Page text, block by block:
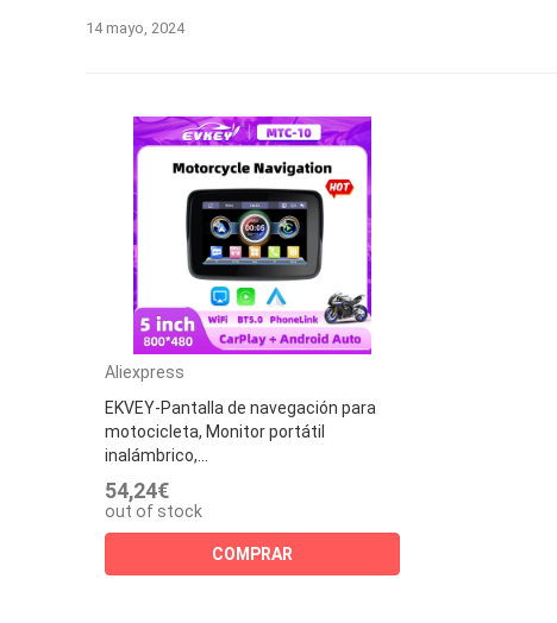
14 mayo, 2024
Aliexpress
EKVEY-Pantalla de navegación para
motocicleta, Monitor portátil
inalámbrico,...
54,24€
out of stock
COMPRAR